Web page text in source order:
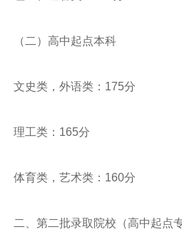
（二）高中起点本科
文史类，外语类：175分
理工类：165分
体育类，艺术类：160分
二、第二批录取院校（高中起点